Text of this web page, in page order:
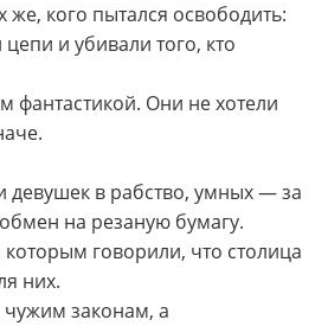
же, кого пытался освободить:
и убивали того, кто
фантастикой. Они не хотели
девушек в рабство, умных — за
на резаную бумагу.
говорили, что столица
них.
законам, а